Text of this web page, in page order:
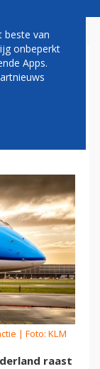
VOOR
| Foto: KLM
raast
beste van
onbeperkt
Apps.